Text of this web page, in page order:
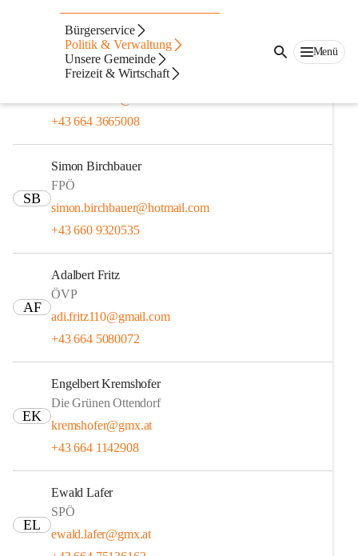
Bürgerservice
Politik & Verwaltung
Unsere Gemeinde
Freizeit & Wirtschaft
Menü
Gemeinderat
Andreas Bauer
ÖVP
+43 664 3665008
SB
Simon Birchbauer
FPÖ
simon.birchbauer@hotmail.com
+43 660 9320535
AF
Adalbert Fritz
ÖVP
adi.fritz110@gmail.com
+43 664 5080072
EK
Engelbert Kremshofer
Die Grünen Ottendorf
kremshofer@gmx.at
+43 664 1142908
EL
Ewald Lafer
SPÖ
ewald.lafer@gmx.at